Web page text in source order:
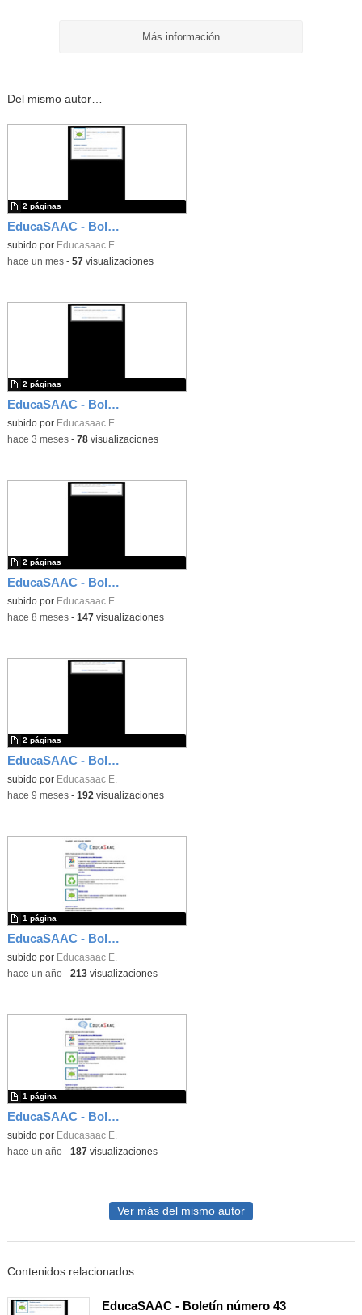
Más información
Del mismo autor…
EducaSAAC - Boletín número 43
subido por Educasaac E.
2 páginas
-hace un mes- 57visualizaciones
EducaSAAC - Boletín número 42
subido por Educasaac E.
2 páginas
-hace 3 meses- 78visualizaciones
EducaSAAC - Boletín número 41
subido por Educasaac E.
2 páginas
-hace 8 meses- 147visualizaciones
EducaSAAC - Boletín número 40
subido por Educasaac E.
2 páginas
-hace 9 meses- 192 visualizaciones
EducaSAAC - Boletín número 39
subido por Educasaac E.
1 página
-hace un año- 213visualizaciones
EducaSAAC - Boletín número 38
subido por Educasaac E.
1 página
-hace un año- 187visualizaciones
Ver más del mismo autor
Contenidos relacionados:
EducaSAAC - Boletín número 43